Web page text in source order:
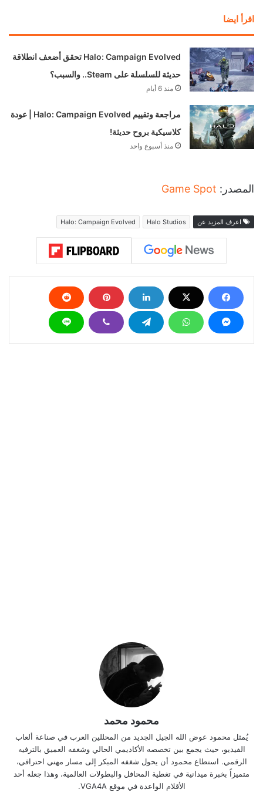
اقرأ ايضا
Halo: Campaign Evolved تحقق أضعف انطلاقة
حديثة للسلسلة على Steam.. والسبب؟
منذ 6 أيام
مراجعة وتقييم Halo: Campaign Evolved | عودة
كلاسيكية بروح حديثة!
منذ أسبوع واحد
المصدر: Game Spot
اعرف المزيد عن Halo Studios
Halo: Campaign Evolved
محمود محمد
يُمثل محمود عوض الله الجيل الجديد من المحللين العرب في صناعة ألعاب
الفيديو، حيث يجمع بين تخصصه الأكاديمي الحالي وشغفه العميق بالترفيه
الرقمي. استطاع محمود أن يحول شغفه المبكر إلى مسار مهني احترافي،
متميزاً بخبرة ميدانية في تغطية المحافل والبطولات العالمية، وهذا جعله أحد
الأقلام الواعدة في موقع VGA4A.